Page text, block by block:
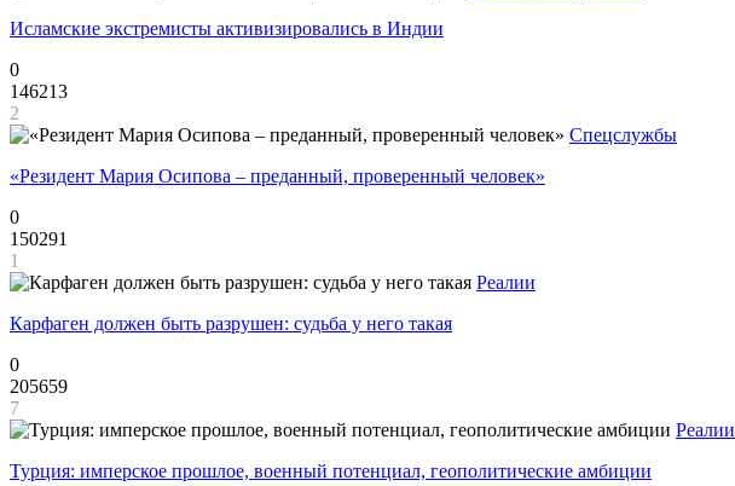
Исламские экстремисты активизировались в Индии
0
146213
2
Спецслужбы
«Резидент Мария Осипова – преданный, проверенный человек»
0
150291
1
Реалии
Карфаген должен быть разрушен: судьба у него такая
0
205659
7
Реалии
Турция: имперское прошлое, военный потенциал, геополитические амбиции